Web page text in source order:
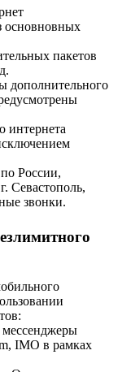
основновных
пакетов
дополнительного
интернета
России,
Севастополь,
звонки.
мессенджеры
IMO в рамках